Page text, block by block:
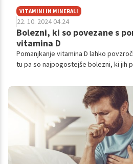
VITAMINI IN MINERALI
22. 10. 2024 04.24
Bolezni, ki so povezane s
vitamina D
Pomanjkanje vitamina D lahko
tu pa so najpogostejše bolezni, ki jih